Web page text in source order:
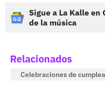
Sigue a La Kalle en
de la música
Relacionados
Celebraciones de